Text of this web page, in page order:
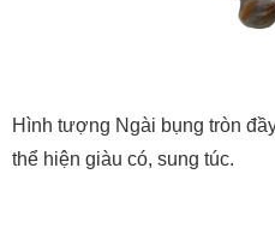
Hình tượng Ngài bụng tròn
thể hiện giàu có, sung túc.